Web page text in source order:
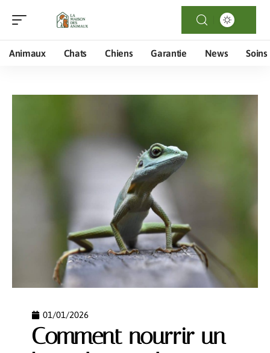
Animaux Chats Chiens Garantie News Soins
01/01/2026
Comment nourrir un